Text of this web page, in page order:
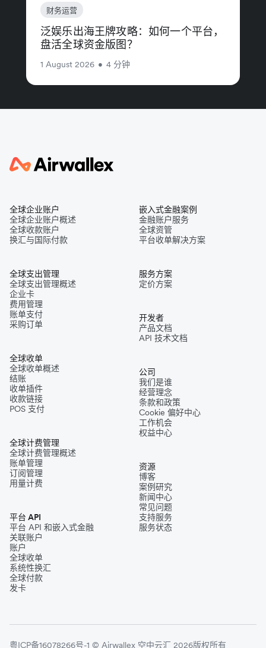
财务运营
泛娱乐出海王牌攻略：如何一个平台，
盘活全球资金版图？
1 August 2026 • 4 分钟
全球企业账户
全球企业账户概述
全球收款账户
换汇与国际付款
全球支出管理
全球支出管理概述
企业卡
费用管理
账单支付
采购订单
全球收单
全球收单概述
结账
收单插件
收款链接
POS 支付
全球计费管理
全球计费管理概述
账单管理
订阅管理
用量计费
平台 API
平台 API 和嵌入式金融
关联账户
账户
全球收单
系统性换汇
全球付款
发卡
嵌入式金融案例
金融账户服务
全球资管
平台收单解决方案
服务方案
定价方案
开发者
产品文档
API 技术文档
公司
我们是谁
经营理念
条款和政策
Cookie 偏好中心
工作机会
权益中心
资源
博客
案例研究
新闻中心
常见问题
支持服务
服务状态
粤ICP备16078266号-1 © Airwallex 空中云汇 2026版权所有